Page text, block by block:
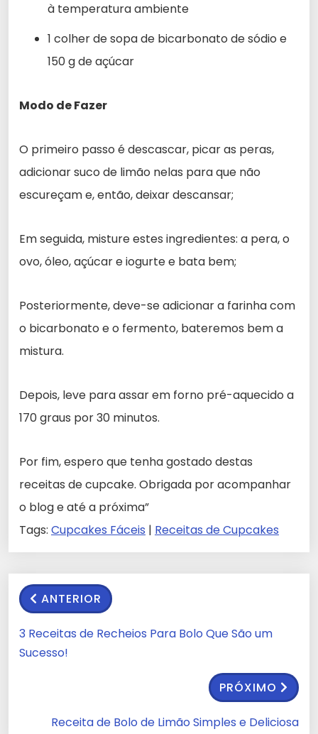
à temperatura ambiente
1 colher de sopa de bicarbonato de sódio e
150 g de açúcar
Modo de Fazer
O primeiro passo é descascar, picar as peras,
adicionar suco de limão nelas para que não
escureçam e, então, deixar descansar;
Em seguida, misture estes ingredientes: a pera, o
ovo, óleo, açúcar e iogurte e bata bem;
Posteriormente, deve-se adicionar a farinha com
o bicarbonato e o fermento, bateremos bem a
mistura.
Depois, leve para assar em forno pré-aquecido a
170 graus por 30 minutos.
Por fim, espero que tenha gostado destas
receitas de cupcake. Obrigada por acompanhar
o blog e até a próxima”
Tags: Cupcakes Fáceis | Receitas de Cupcakes
ANTERIOR
3 Receitas de Recheios Para Bolo Que São um
Sucesso!
PRÓXIMO
Receita de Bolo de Limão Simples e Deliciosa